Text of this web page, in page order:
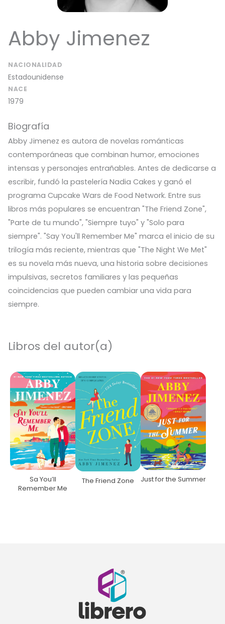
Abby Jimenez
NACIONALIDAD
Estadounidense
NACE
1979
Biografía
Abby Jimenez es autora de novelas románticas
contemporáneas que combinan humor, emociones
intensas y personajes entrañables. Antes de dedicarse a
escribir, fundó la pastelería Nadia Cakes y ganó el
programa Cupcake Wars de Food Network. Entre sus
libros más populares se encuentran "The Friend Zone",
"Parte de tu mundo", "Siempre tuyo" y "Solo para
siempre". "Say You'll Remember Me" marca el inicio de su
trilogía más reciente, mientras que "The Night We Met"
es su novela más nueva, una historia sobre decisiones
impulsivas, secretos familiares y las pequeñas
coincidencias que pueden cambiar una vida para
siempre.
Libros del autor(a)
Sa You’ll
Remember Me
The Friend Zone Just for the Summer